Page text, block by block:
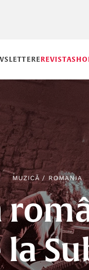
REVISTA
MUZICĂ/ ROMANIA